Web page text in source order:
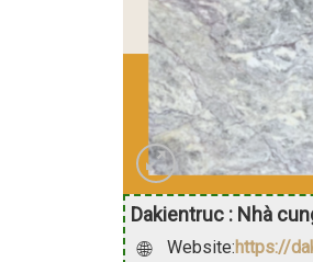
Dakientruc : Nhà
🌐
Website:https://